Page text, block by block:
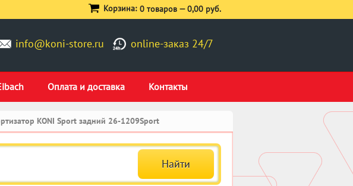
info@koni-store.ru online-заказ 24/7
Оплата и доставка Контакты
Корзина: 0 товаров —0,00 руб.
KONI Sport задний 26-1209Sport